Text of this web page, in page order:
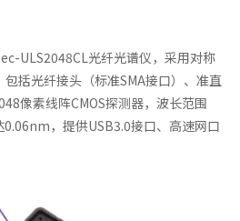
ULS2048CL光纤光谱仪，采用对称
括光纤接头（标准SMA接口）、准直
像素线阵CMOS探测器，波长范围
，提供USB3.0接口、高速网口